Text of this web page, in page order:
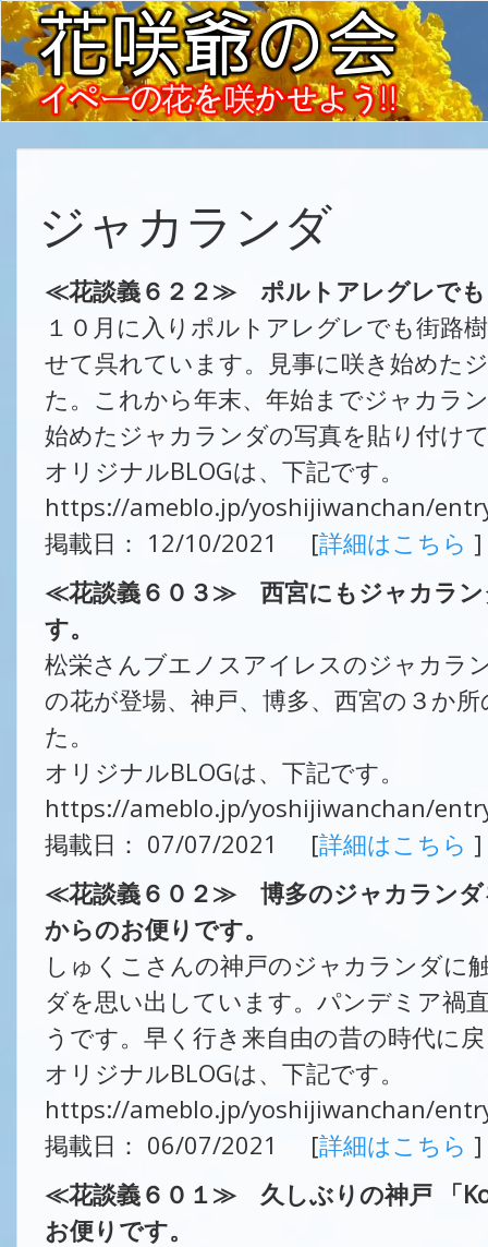
ジャカランダ
≪花談義６２２≫ ポルトアレグレでも
１０月に入りポルトアレグレでも街路
せて呉れています。見事に咲き始めた
た。これから年末、年始までジャカラ
始めたジャカランダの写真を貼り付け
オリジナルBLOGは、下記です。
https://ameblo.jp/yoshijiwanchan/
掲載日： 12/10/2021 [詳細はこちら ]
≪花談義６０３≫ 西宮にもジャカラン
す。
松栄さんブエノスアイレスのジャカラ
の花が登場、神戸、博多、西宮の３か
た。
オリジナルBLOGは、下記です。
https://ameblo.jp/yoshijiwanchan/
掲載日： 07/07/2021 [詳細はこちら ]
≪花談義６０２≫ 博多のジャカランダ
からのお便りです。
しゅくこさんの神戸のジャカランダに
ダを思い出しています。パンデミア禍
うです。早く行き来自由の昔の時代に
オリジナルBLOGは、下記です。
https://ameblo.jp/yoshijiwanchan/
掲載日： 06/07/2021 [詳細はこちら ]
≪花談義６０１≫ 久しぶりの神戸 「
お便りです。